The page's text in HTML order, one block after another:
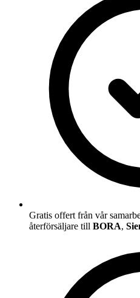
Gratis offert från vår
återförsäljare till BORA,